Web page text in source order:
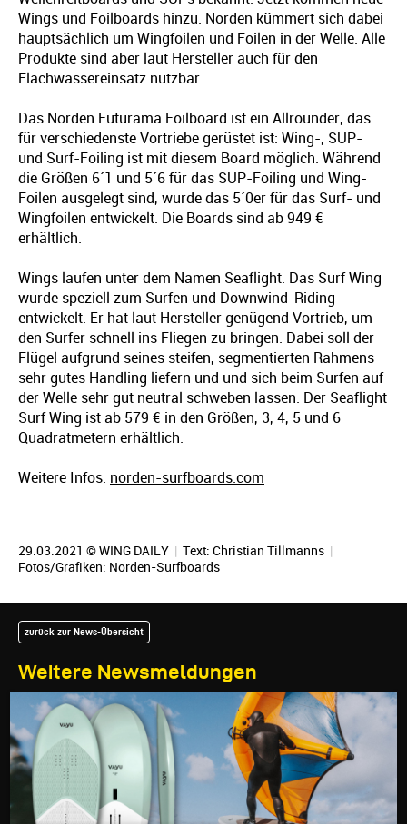
Wings und Foilboards hinzu. Norden kümmert sich dabei
hauptsächlich um Wingfoilen und Foilen in der Welle. Alle
Produkte sind aber laut Hersteller auch für den
Flachwassereinsatz nutzbar.
Das Norden Futurama Foilboard ist ein Allrounder, das
für verschiedenste Vortriebe gerüstet ist: Wing-, SUP-
und Surf-Foiling ist mit diesem Board möglich. Während
die Größen 6´1 und 5´6 für das SUP-Foiling und Wing-
Foilen ausgelegt sind, wurde das 5´0er für das Surf- und
Wingfoilen entwickelt. Die Boards sind ab 949 €
erhältlich.
Wings laufen unter dem Namen Seaflight. Das Surf Wing
wurde speziell zum Surfen und Downwind-Riding
entwickelt. Er hat laut Hersteller genügend Vortrieb, um
den Surfer schnell ins Fliegen zu bringen. Dabei soll der
Flügel aufgrund seines steifen, segmentierten Rahmens
sehr gutes Handling liefern und und sich beim Surfen auf
der Welle sehr gut neutral schweben lassen. Der Seaflight
Surf Wing ist ab 579 € in den Größen, 3, 4, 5 und 6
Quadratmetern erhältlich.
Weitere Infos: norden-surfboards.com
29.03.2021 © WING DAILY | Text: Christian Tillmanns |
Fotos/Grafiken: Norden-Surfboards
Weitere Newsmeldungen
zurück zur News-Übersicht